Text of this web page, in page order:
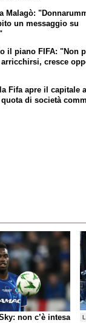
Malagò:
un messaggio su
il piano FIFA: "Non
cresce
Fifa apre il capitale
di società
non c’è intesa